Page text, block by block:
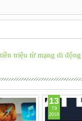
triệu từ mạng di động
13
T9
2018